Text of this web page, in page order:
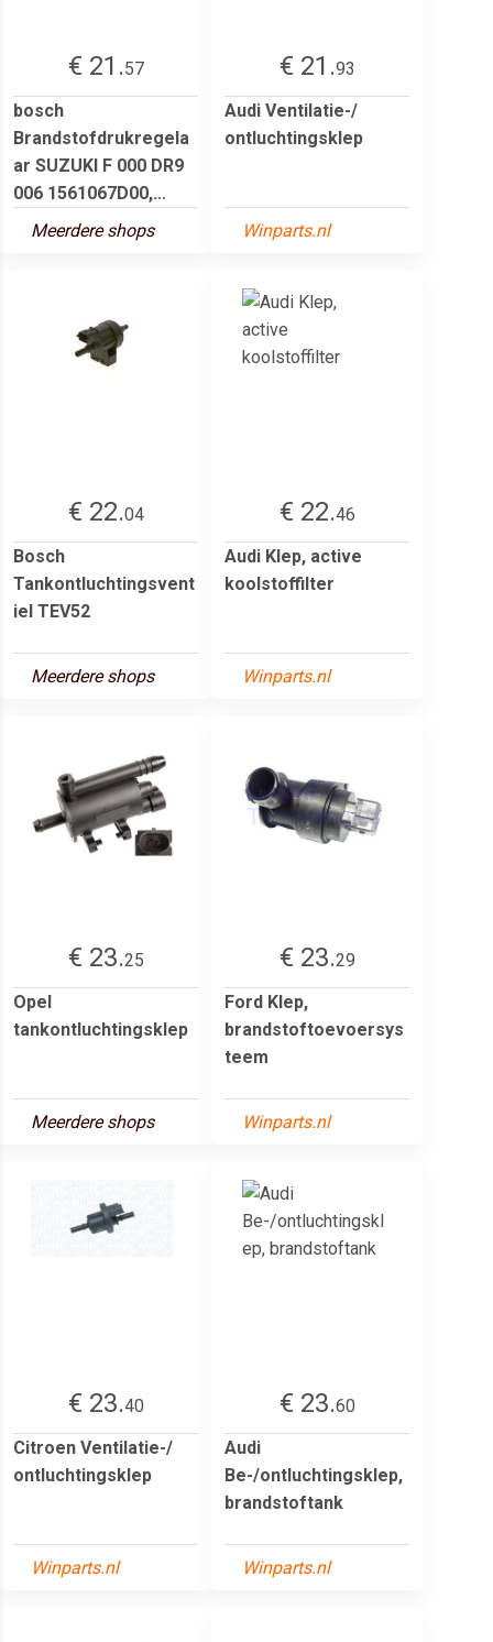
€ 21.57
bosch
Brandstofdrukregela
ar SUZUKI F 000 DR9
006 1561067D00,...
Meerdere shops
€ 21.93
Audi Ventilatie-/
ontluchtingsklep
Winparts.nl
€ 22.04
Bosch
Tankontluchtingsvent
iel TEV52
Meerdere shops
€ 22.46
Audi Klep, active
koolstoffilter
Winparts.nl
€ 23.25
Opel
tankontluchtingsklep
Meerdere shops
€ 23.29
Ford Klep,
brandstoftoevoersys
teem
Winparts.nl
€ 23.40
Citroen Ventilatie-/
ontluchtingsklep
Winparts.nl
€ 23.60
Audi
Be-/ontluchtingsklep,
brandstoftank
Winparts.nl